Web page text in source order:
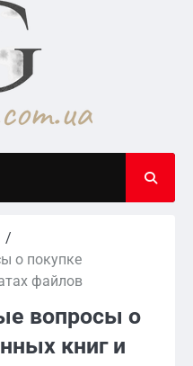
о покупке
файлов
вопросы о
книг и